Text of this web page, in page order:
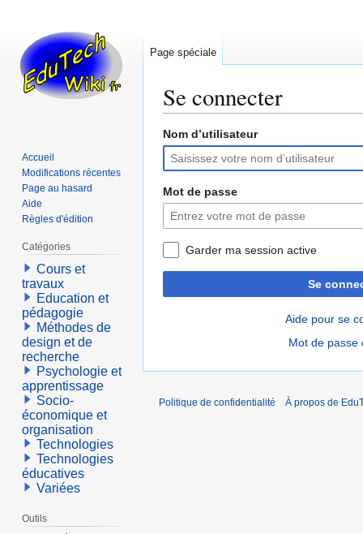
Se connecter
Aller
la
navigation
Aller
la
recherche
Nom d’utilisateur
Mot de passe
Garder ma session active
Se
Aide pour se
Mot de passe
Page spéciale
Accueil
Modifications récentes
Page au hasard
Aide
Règles d'édition
Catégories
Cours et
travaux
Education et
pédagogie
Méthodes de
design et de
recherche
Psychologie et
apprentissage
Socio-
économique et
organisation
Technologies
Technologies
éducatives
Variées
Outils
Politique de confidentialité À propos de